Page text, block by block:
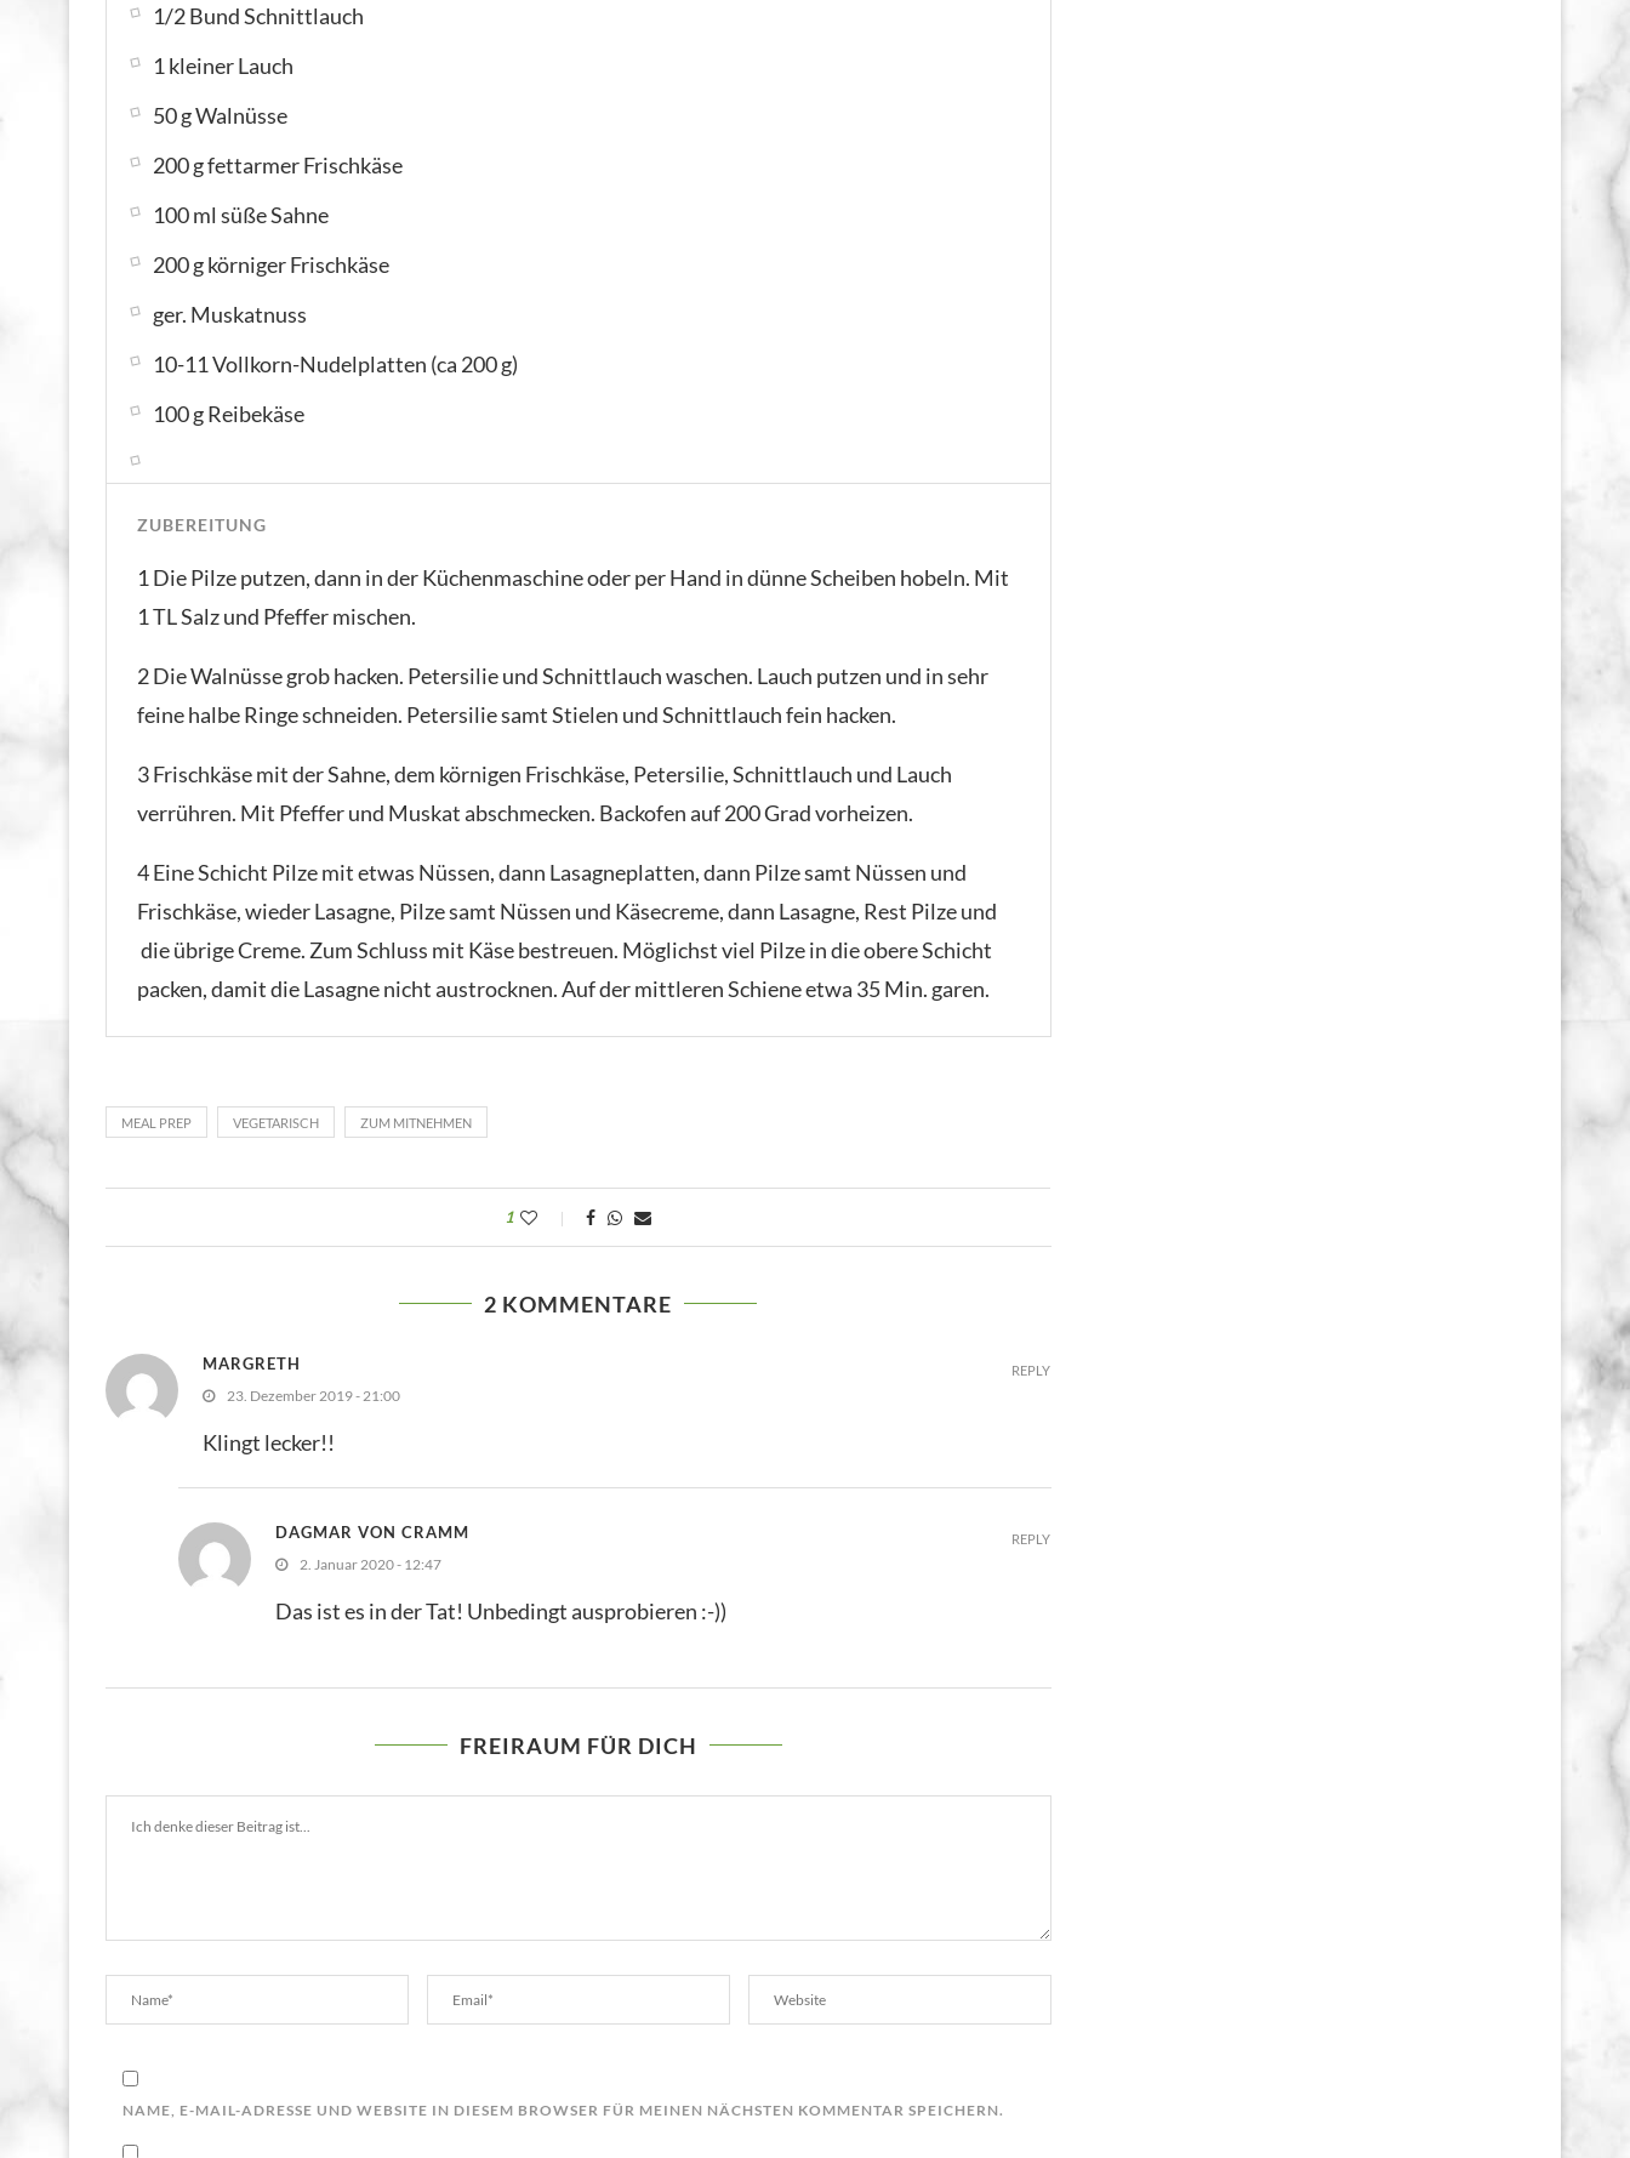
1/2 Bund Schnittlauch
1 kleiner Lauch
50 g Walnüsse
200 g fettarmer Frischkäse
100 ml süße Sahne
200 g körniger Frischkäse
ger. Muskatnuss
10-11 Vollkorn-Nudelplatten (ca 200 g)
100 g Reibekäse
ZUBEREITUNG
1 Die Pilze putzen, dann in der Küchenmaschine oder per Hand in dünne Scheiben hobeln. Mit
1 TL Salz und Pfeffer mischen.
2 Die Walnüsse grob hacken. Petersilie und Schnittlauch waschen. Lauch putzen und in sehr
feine halbe Ringe schneiden. Petersilie samt Stielen und Schnittlauch fein hacken.
3 Frischkäse mit der Sahne, dem körnigen Frischkäse, Petersilie, Schnittlauch und Lauch
verrühren. Mit Pfeffer und Muskat abschmecken. Backofen auf 200 Grad vorheizen.
4 Eine Schicht Pilze mit etwas Nüssen, dann Lasagneplatten, dann Pilze samt Nüssen und
Frischkäse, wieder Lasagne, Pilze samt Nüssen und Käsecreme, dann Lasagne, Rest Pilze und
die übrige Creme. Zum Schluss mit Käse bestreuen. Möglichst viel Pilze in die obere Schicht
packen, damit die Lasagne nicht austrocknen. Auf der mittleren Schiene etwa 35 Min. garen.
MEAL PREP VEGETARISCH ZUM MITNEHMEN
1
2 KOMMENTARE
MARGRETH
23. Dezember 2019 - 21:00
Klingt lecker!!
REPLY
DAGMAR VON CRAMM
2. Januar 2020 - 12:47
Das ist es in der Tat! Unbedingt ausprobieren :-))
REPLY
FREIRAUM FÜR DICH
NAME, E-MAIL-ADRESSE UND WEBSITE IN DIESEM BROWSER FÜR MEINEN NÄCHSTEN KOMMENTAR SPEICHERN.